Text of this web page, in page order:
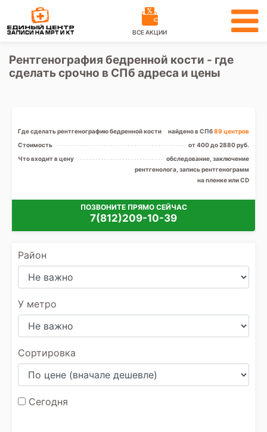
ВСЕ АКЦИИ
Рентгенография бедренной кости - где
сделать срочно в СПб адреса и цены
Где сделать рентгенографию бедренной кости найдено в СПб89 центров
Стоимость
от 400 до 2880 руб.
Что входит в цену
обследование, заключение
рентгенолога, запись рентгенограмм
на пленке или CD
ПОЗВОНИТЕ ПРЯМО СЕЙЧАС
7(812)209-10-39
Район
У метро
Сортировка
Сегодня